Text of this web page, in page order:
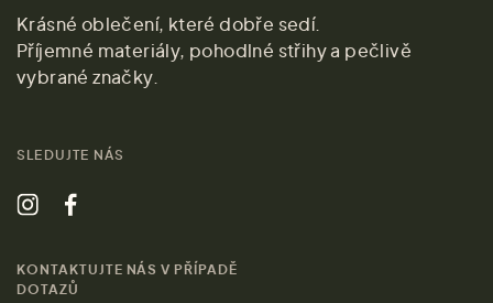
Krásné oblečení, které dobře sedí.
Příjemné materiály, pohodlné střihy a pečlivě
vybrané značky.
SLEDUJTE NÁS
KONTAKTUJTE NÁS V PŘÍPADĚ
DOTAZŮ